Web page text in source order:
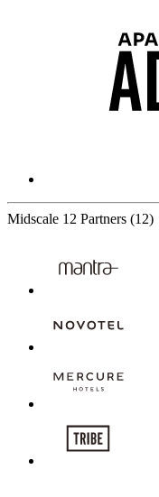
Midscale 12 Partners (12)